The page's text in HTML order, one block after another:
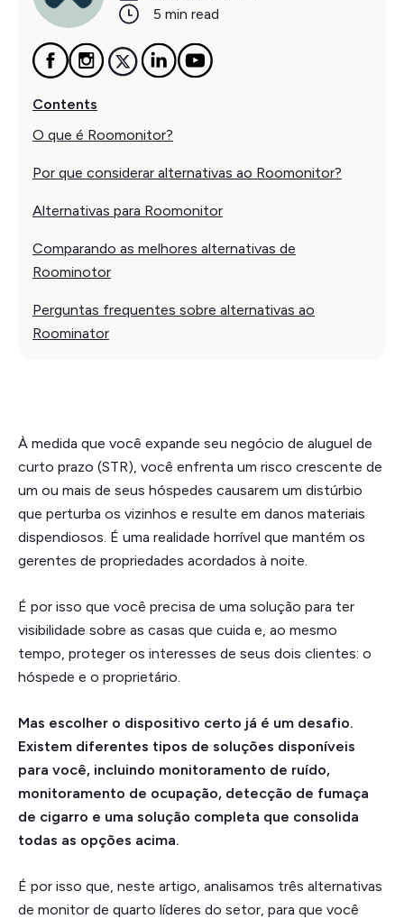
5 min read
Contents
O que é Roomonitor?
Por que considerar alternativas ao Roomonitor?
Alternativas para Roomonitor
Comparando as melhores alternativas de
Roominotor
Perguntas frequentes sobre alternativas ao
Roominator
À medida que você expande seu negócio de aluguel de
curto prazo (STR), você enfrenta um risco crescente de
um ou mais de seus hóspedes causarem um distúrbio
que perturba os vizinhos e resulte em danos materiais
dispendiosos. É uma realidade horrível que mantém os
gerentes de propriedades acordados à noite.
É por isso que você precisa de uma solução para ter
visibilidade sobre as casas que cuida e, ao mesmo
tempo, proteger os interesses de seus dois clientes: o
hóspede e o proprietário.
Mas escolher o dispositivo certo já é um desafio.
Existem diferentes tipos de soluções disponíveis
para você, incluindo monitoramento de ruído,
monitoramento de ocupação, detecção de fumaça
de cigarro e uma solução completa que consolida
todas as opções acima.
É por isso que, neste artigo, analisamos três alternativas
de monitor de quarto líderes do setor, para que você